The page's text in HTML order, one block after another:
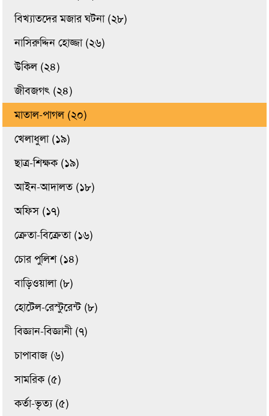
বিখ্যাতদের মজার ঘটনা (২৮)
নাসিরুদ্দিন হোজ্জা (২৬)
উকিল (২৪)
জীবজগৎ (২৪)
মাতাল-পাগল (২০)
খেলাধুলা (১৯)
ছাত্র-শিক্ষক (১৯)
আইন-আদালত (১৮)
অফিস (১৭)
ক্রেতা-বিক্রেতা (১৬)
চোর পুলিশ (১৪)
বাড়িওয়ালা (৮)
হোটেল-রেস্টুরেন্ট (৮)
বিজ্ঞান-বিজ্ঞানী (৭)
চাপাবাজ (৬)
সামরিক (৫)
কর্তা-ভৃত্য (৫)